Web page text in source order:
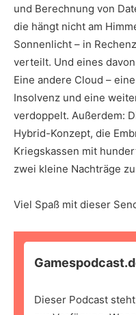
und Berechnung von
die hängt nicht am
Sonnenlicht – in
verteilt. Und eines
Eine andere Cloud –
Insolvenz und eine
verdoppelt. Außerdem:
Hybrid-Konzept, die
Kriegskassen mit
zwei kleine Nachträge
Viel Spaß mit dieser
Dieser Podcast